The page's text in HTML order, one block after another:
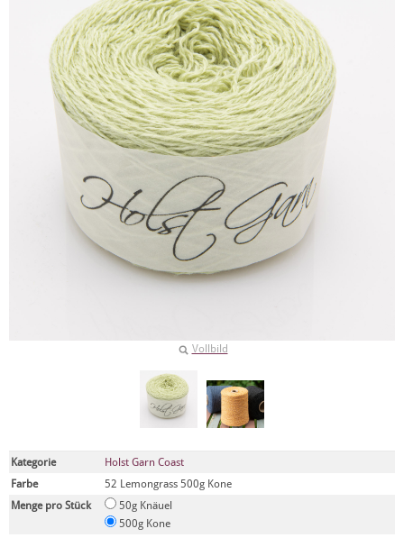
Vollbild
Kategorie
Holst Garn Coast
Farbe
52 Lemongrass 500g Kone
Menge pro Stück
50g Knäuel
500g Kone